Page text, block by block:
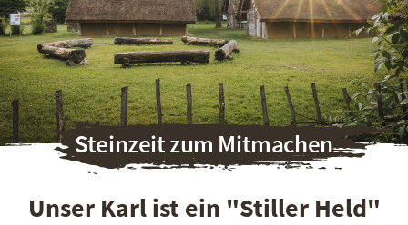
Steinzeit zum Mitmachen
Unser Karl ist ein "Stiller Held"